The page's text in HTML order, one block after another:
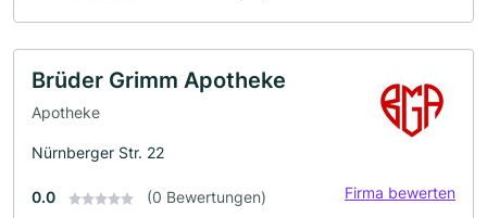
Brüder Grimm Apotheke
Apotheke
Nürnberger Str. 22
0.0 (0 Bewertungen) Firma bewerten